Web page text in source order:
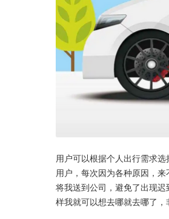
用户可以根据个人出行需求
用户，每次因为各种原因，
将我送到公司，避免了出现
样我就可以想去哪就去哪了，